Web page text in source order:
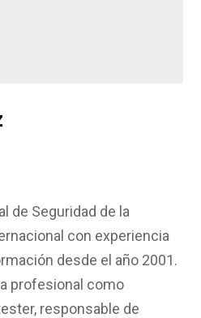
de Seguridad de la
con experiencia
desde el año 2001.
profesional como
responsable de